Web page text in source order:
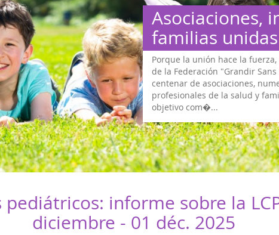
informe sobre la
diciembre - 01 déc. 2025